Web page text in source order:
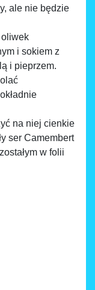
ale nie będzie
oliwek
i sokiem z
i pieprzem.
na niej cienkie
ser Camembert
w folii